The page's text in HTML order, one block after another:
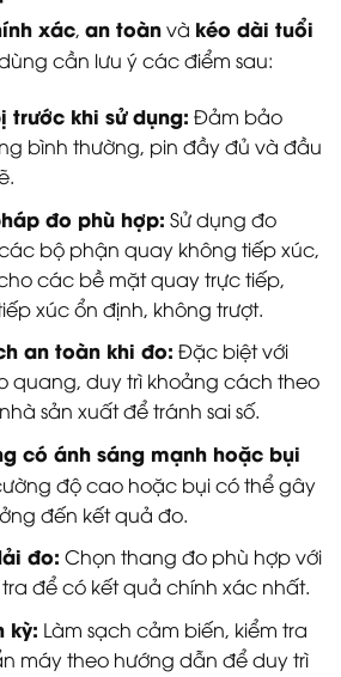
xác, an toànvà kéo dài tuổi
cần lưu ý các điểm sau:
trước khi sử dụng: Đảm bảo
bình thường, pin đầy đủ và đầu
đo phù hợp: Sử dụng đo
bộ phận quay không tiếp xúc,
các bề mặt quay trực tiếp,
xúc ổn định, không trượt.
an toàn khi đo: Đặc biệt với
quang, duy trì khoảng cách theo
sản xuất để tránh sai số.
có ánh sáng mạnh hoặc bụi
độ cao hoặc bụi có thể gây
đến kết quả đo.
đo: Chọn thang đo phù hợp với
để có kết quả chính xác nhất.
kỳ: Làm sạch cảm biến, kiểm tra
máy theo hướng dẫn để duy trì